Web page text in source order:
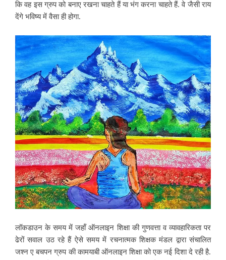
कि वह इस ग्रुप को बनाए रखना चाहते हैं या भंग करना चाहते हैं. वे जैसी राय
देंगे भविष्य में वैसा ही होगा.
लॉकडाउन के समय में जहॉं ऑनलाइन शिक्षा की गुणवत्ता व व्यावहारिकता पर
ढेरों सवाल उठ रहे हैं ऐसे समय में रचनात्मक शिक्षक मंडल द्वारा संचालित
जश्न ए बचपन ग्रुप की कामयाबी ऑनलाइन शिक्षा को एक नई दिशा दे रही है.